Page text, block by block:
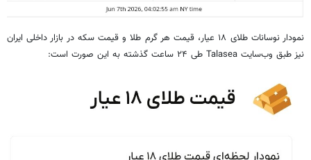
نمودار نوسانات طلای ۱۸ عیار، قیمت هر گرم طلا و قیمت سکه در بازار داخلی ایران
نیز طبق وب‌سایت Talasea طی ۲۴ ساعت گذشته به این صورت است: